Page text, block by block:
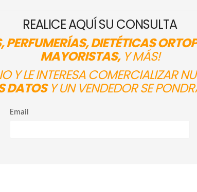
REALICE AQUÍ SU CONSULTA
DIETÉTICAS
MAYORISTAS,Y MÁS!
Y LE INTERESA COMERCIALIZAR
DATOSY UN VENDEDOR SE
Email